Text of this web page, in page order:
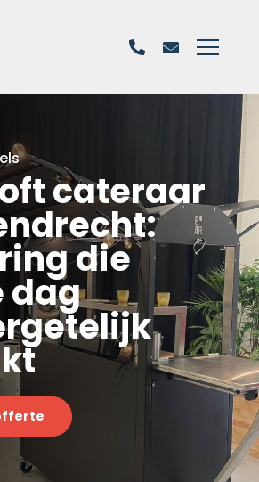
cateraar
die
dag